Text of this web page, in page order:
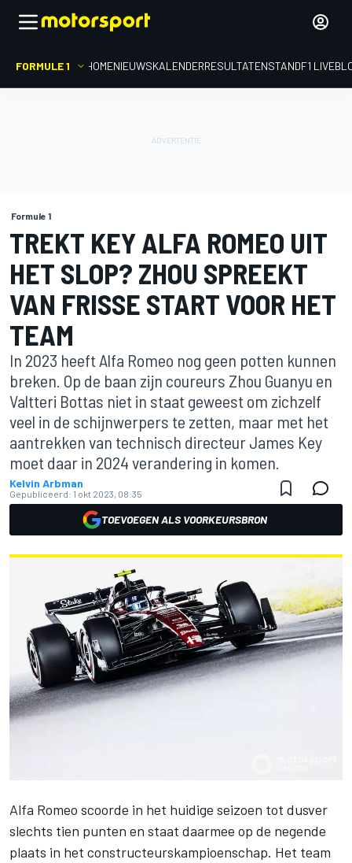
FORMULE 1 HOMENIEUWSKALENDERRESULTATENSTANDF1
Formule 1
TREKT KEY ALFA ROMEO UIT
HET SLOP? ZHOU SPREEKT
VAN FRISSE START VOOR HET
TEAM
In 2023 heeft Alfa Romeo nog geen potten kunnen
breken. Op de baan zijn coureurs Zhou Guanyu en
Valtteri Bottas niet in staat geweest om zichzelf
veel in de schijnwerpers te zetten, maar met het
aantrekken van technisch directeur James Key
moet daar in 2024 verandering in komen.
Kelvin Arbman
Gepubliceerd: 1 okt 2023, 08:35
TOEVOEGEN ALS VOORKEURSBRON
Alfa Romeo scoorde in het huidige seizoen tot dusver
slechts tien punten en staat daarmee op de negende
plaats in het constructeurskampioenschap. Het team